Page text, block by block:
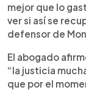
mejor que lo
ver si así se
defensor de
El abogado
“la justicia
que por el